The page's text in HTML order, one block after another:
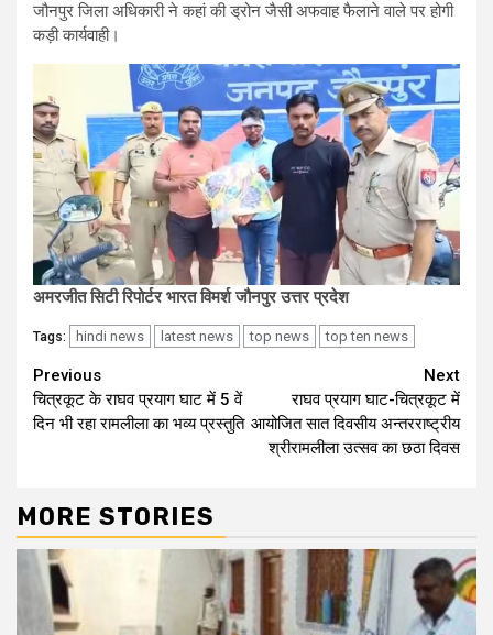
जौनपुर जिला अधिकारी ने कहां की ड्रोन जैसी अफवाह फैलाने वाले पर होगी
कड़ी कार्यवाही।
अमरजीत सिटी रिपोर्टर भारत विमर्श जौनपुर उत्तर प्रदेश
Tags: hindi news latest news top news top ten news
Continue
Reading
Previous
चित्रकूट के राघव प्रयाग घाट में 5 वें
दिन भी रहा रामलीला का भव्य प्रस्तुति
Next
राघव प्रयाग घाट-चित्रकूट में
आयोजित सात दिवसीय अन्तरराष्ट्रीय
श्रीरामलीला उत्सव का छठा दिवस
MORE STORIES